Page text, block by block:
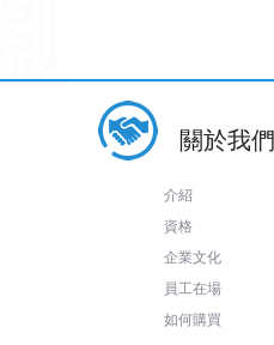
關於我們
介紹
資格
企業文化
員工在場
如何購買